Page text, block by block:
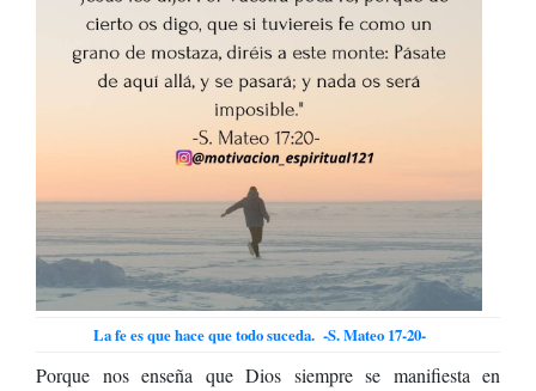
La fe es que hace que todo suceda. -S. Mateo 17-20-
Porque nos enseña que Dios siempre se manifiesta en